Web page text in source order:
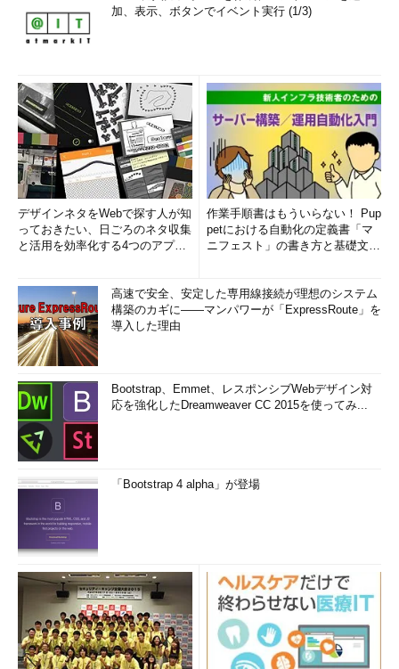
加、表示、ボタンでイベント実行 (1/3)
デザインネタをWebで探す人が知
っておきたい、日ごろのネタ収集
と活用を効率化する4つのアプリ
作業手順書はもういらない！ Pup
petにおける自動化の定義書「マ
ニフェスト」の書き方と基礎文法
高速で安全、安定した専用線接続が理想のシステム
構築のカギに――マンパワーが「ExpressRoute」を
導入した理由
Bootstrap、Emmet、レスポンシブWebデザイン対
応を強化したDreamweaver CC 2015を使ってみ...
「Bootstrap 4 alpha」が登場